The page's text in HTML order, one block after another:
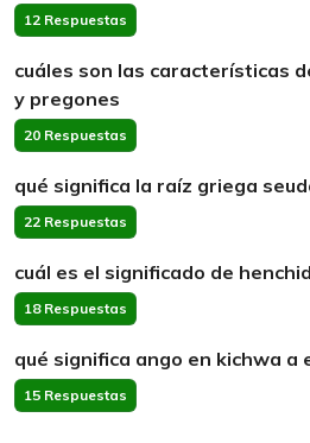
12 Respuestas
cuáles son las características
y pregones
20 Respuestas
qué significa la raíz griega
22 Respuestas
cuál es el significado de henchid
18 Respuestas
qué significa ango en kichwa a
15 Respuestas